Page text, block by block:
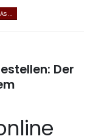
...
Der